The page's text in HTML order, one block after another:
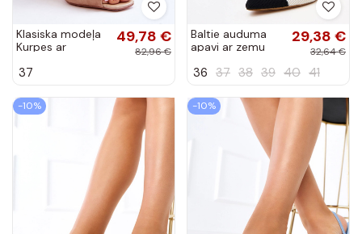
Klasiska modeļa
Kurpes ar
krāsas Corey
49,78 €
82,96 €
37
Baltie auduma
apavi ar zemu
29,38 €
32,64 €
36 37 38 39 40 41
-10% -10%